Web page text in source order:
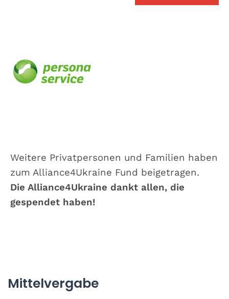
Weitere Privatpersonen und Familien haben
zum Alliance4Ukraine Fund beigetragen.
Die Alliance4Ukraine dankt allen, die
gespendet haben!
Mittelvergabe